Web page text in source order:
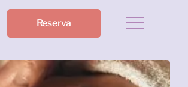
Reserva